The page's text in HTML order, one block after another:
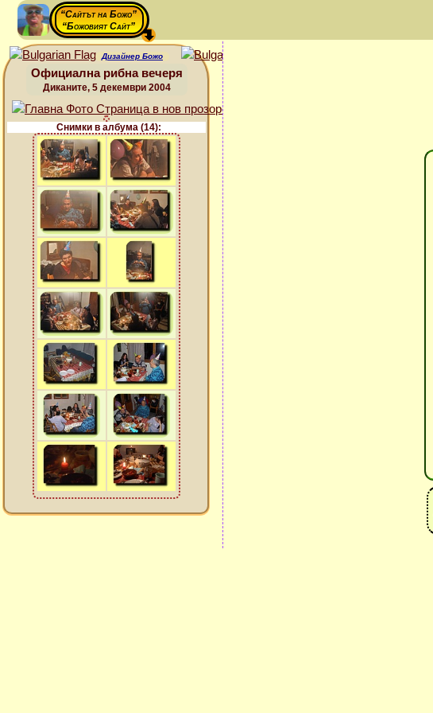
“Сайтът на Божо”
“Божовият Сайт”
Дизайнер Божо
Официална рибна вечеря
Диканите, 5 декември 2004
Снимки в албума (14):